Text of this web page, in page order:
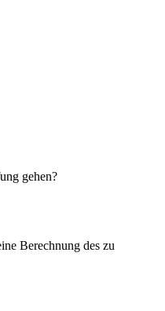
gehen?
Berechnung des zu